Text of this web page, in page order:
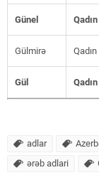
Günel Qadın
Gülmirə Qadın
Gül Qadın
adlar
ərəb adlari